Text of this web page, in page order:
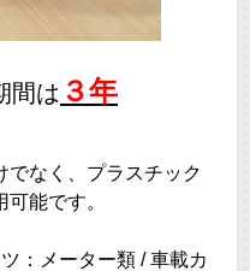
間は ３年
でなく、プラスチック
能です。
：メーター類 / 車載カ